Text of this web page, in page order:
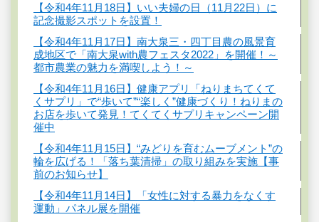
【令和4年11月18日】いい夫婦の日（11月22日）に
記念撮影スポットを設置！
【令和4年11月17日】南大泉三・四丁目農の風景育
成地区で「南大泉with農フェスタ2022」を開催！～
都市農業の魅力を満喫しよう！～
【令和4年11月16日】健康アプリ「ねりまちてくて
くサプリ」で“歩いて”“楽しく”健康づくり！ねりまの
お店を歩いて発見！てくてくサプリキャンペーン開
催中
【令和4年11月15日】“みどりを育むムーブメント”の
輪を広げる！「落ち葉清掃」の取り組みを実施【事
前のお知らせ】
【令和4年11月14日】「女性に対する暴力をなくす
運動」パネル展を開催